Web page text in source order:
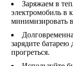
Заряжаем в
электромобиль в
минимизировать
зарядите батарею
прогреться.